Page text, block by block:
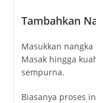
Tambahkan
Masukkan
Masak hingga
sempurna.
Biasanya proses